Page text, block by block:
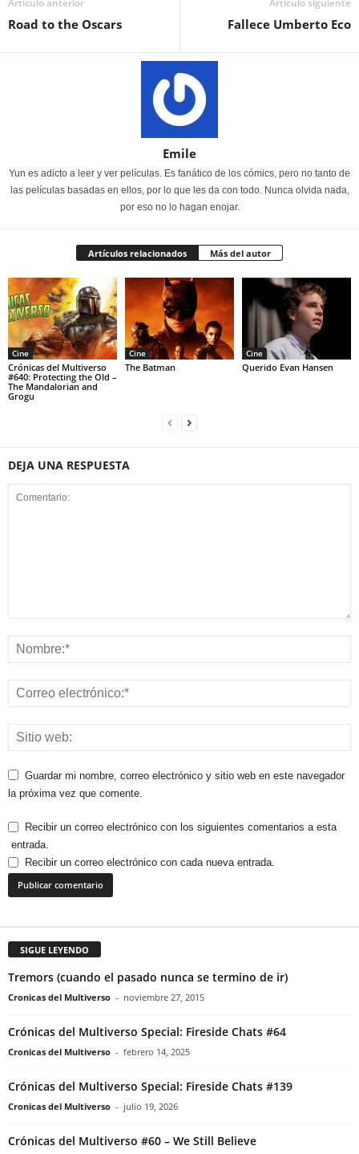
Artículo anterior
Road to the Oscars
Artículo siguiente
Fallece Umberto Eco
Emile
Yun es adicto a leer y ver películas. Es fanático de los cómics, pero no tanto de
las películas basadas en ellos, por lo que les da con todo. Nunca olvida nada,
por eso no lo hagan enojar.
Artículos relacionados Más del autor
Cine
Crónicas del Multiverso
#640: Protecting the Old –
The Mandalorian and
Grogu
Cine
The Batman
Cine
Querido Evan Hansen
DEJA UNA RESPUESTA
Guardar mi nombre, correo electrónico y sitio web en este navegador
la próxima vez que comente.
Recibir un correo electrónico con los siguientes comentarios a esta
entrada.
Recibir un correo electrónico con cada nueva entrada.
SIGUE LEYENDO
Tremors (cuando el pasado nunca se termino de ir)
Cronicas del Multiverso - noviembre 27, 2015
Crónicas del Multiverso Special: Fireside Chats #64
Cronicas del Multiverso - febrero 14, 2025
Crónicas del Multiverso Special: Fireside Chats #139
Cronicas del Multiverso - julio 19, 2026
Crónicas del Multiverso #60 – We Still Believe